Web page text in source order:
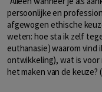
persoonlijke en
afgewogen ethische
weten: hoe sta ik zelf
euthanasie) waarom vind
ontwikkeling), wat is voor
het maken van de